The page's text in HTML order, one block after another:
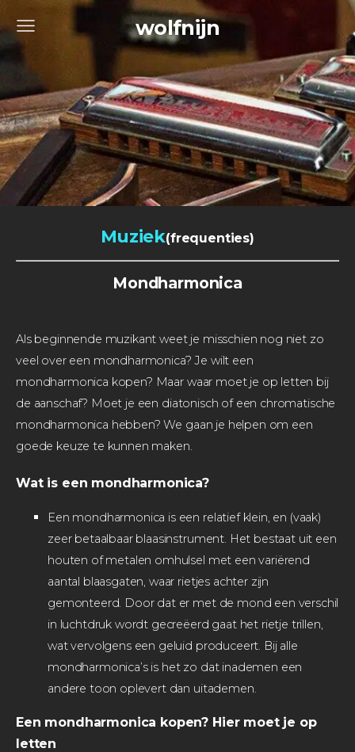
wolfnijn
Muziek(frequenties)
Mondharmonica
Als beginnende muzikant weet je misschien nog niet zo
veel over een mondharmonica? Je wilt een
mondharmonica kopen? Maar waar moet je op letten bij
de aanschaf? Moet je een diatonisch of een chromatische
mondharmonica hebben? We gaan je helpen om een
goede keuze te kunnen maken.
Wat is een mondharmonica?
Een mondharmonica is een relatief klein, en (vaak)
zeer betaalbaar blaasinstrument. Het bestaat uit een
houten of metalen omhulsel met een variërend
aantal blaasgaten, waar rietjes achter zijn
gemonteerd. Door dat er met de mond een verschil
in luchtdruk wordt gecreëerd gaat het rietje trillen,
wat vervolgens een geluid produceert. Bij alle
mondharmonica’s is het zo dat inademen een
andere toon oplevert dan uitademen.
Een mondharmonica kopen? Hier moet je op
letten